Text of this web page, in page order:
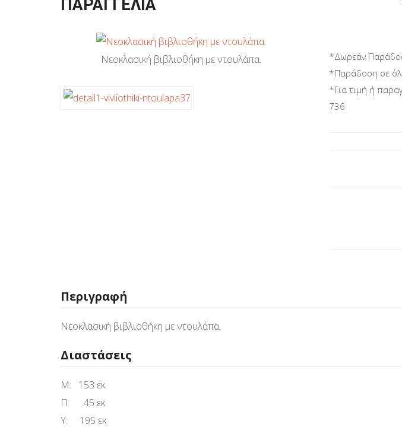
ΠΑΡΑΓΓΕΛΙΑ
Νεοκλασική βιβλιοθήκη με ντουλάπα.
*Δωρεάν
*Παράδοση σε
*Για τιμή ή
736
Περιγραφή
Νεοκλασική βιβλιοθήκη με ντουλάπα.
Διαστάσεις
Μ: 153 εκ
Π: 45 εκ
Υ: 195 εκ